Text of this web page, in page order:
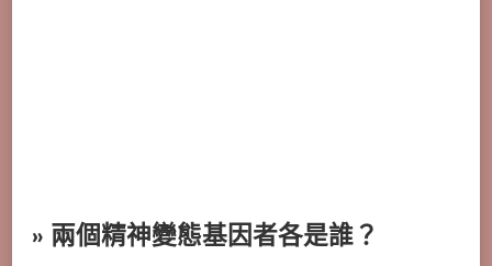
» 兩個精神變態基因者各是誰？